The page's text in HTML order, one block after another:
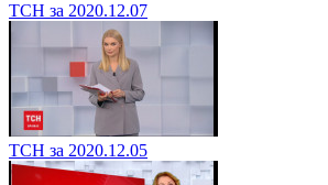
ТСН за 2020.12.07
ТСН за 2020.12.05